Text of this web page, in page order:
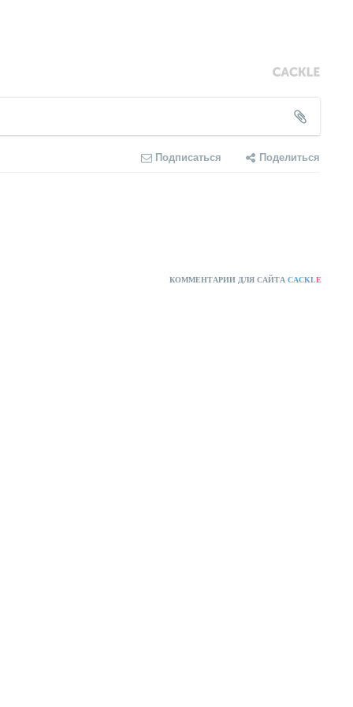
Подписаться Поделиться
КОММЕНТАРИИ ДЛЯ САЙТА CACKLE